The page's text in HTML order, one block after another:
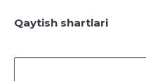
Qaytish shartlari